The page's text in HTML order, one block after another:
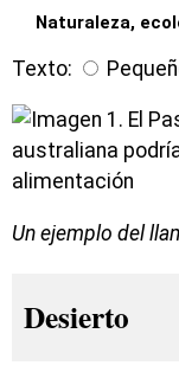
Naturaleza,
Texto:
Un ejemplo del
Desierto